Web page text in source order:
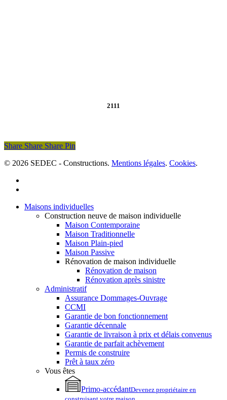
2111
Share Share Share Pin
© 2026 SEDEC - Constructions. Mentions légales. Cookies.
FermerMaisons individuelles
Construction neuve de maison individuelle
Maison Contemporaine
Maison Traditionnelle
Maison Plain-pied
Maison Passive
Rénovation de maison individuelle
Rénovation de maison
Rénovation après sinistre
Administratif
Assurance Dommages-Ouvrage
CCMI
Garantie de bon fonctionnement
Garantie décennale
Garantie de livraison à prix et délais convenus
Garantie de parfait achèvement
Permis de construire
Prêt à taux zéro
Vous êtes
Primo-accédantDevenez propriétaire en